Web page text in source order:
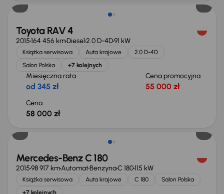
Toyota RAV 4
2015164 456 kmDiesel2.0 D-4D91 kW
Książka serwisowa Auta krajowe
2.0 D-4D
Salon Polska
+7 kolejnych
Miesięczna rata
od 345 zł
Cena promocyjna
55 000 zł
Cena
58 000 zł
Mercedes-Benz C 180
201598 917 kmAutomatBenzynaC 180115 kW
Książka serwisowa Auta krajowe C 180
Salon Polska
+7 kolejnych